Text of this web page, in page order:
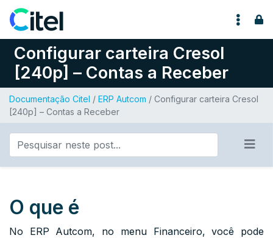
Pular para o conteúdo
Configurar carteira Cresol
[240p] – Contas a Receber
Documentação Citel / ERP Autcom / Configurar carteira Cresol
[240p] – Contas a Receber
O que é
No ERP Autcom, no menu Financeiro, você pode